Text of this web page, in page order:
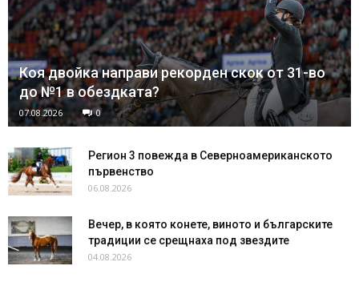
Коя двойка направи рекорден скок от 31-во
до №1 в обездката?
07.08.2026 0
Регион 3 повежда в Северноамериканското
първенство
06.08.2026
Вечер, в която конете, виното и българските
традиции се срещнаха под звездите
04.08.2026